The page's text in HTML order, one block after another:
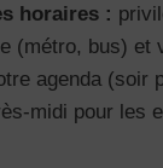
horaires :
(métro, bus) et
agenda (soir
midi pour les